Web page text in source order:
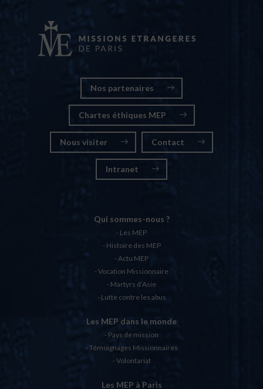
Nos partenaires
Chartes éthiques MEP
Nous visiter Contact
Intranet
Qui sommes-nous ?
Les MEP
Histoire des MEP
Actu MEP
Vocation Missionnaire
Martyrs d’Asie
Lutte contre les abus
Les MEP dans le monde
Pays de mission
Témoignages Missionnaires
Volontariat
Les MEP à Paris